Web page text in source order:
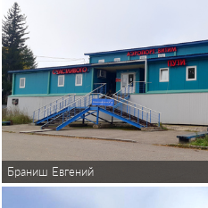
Браниш Евгений